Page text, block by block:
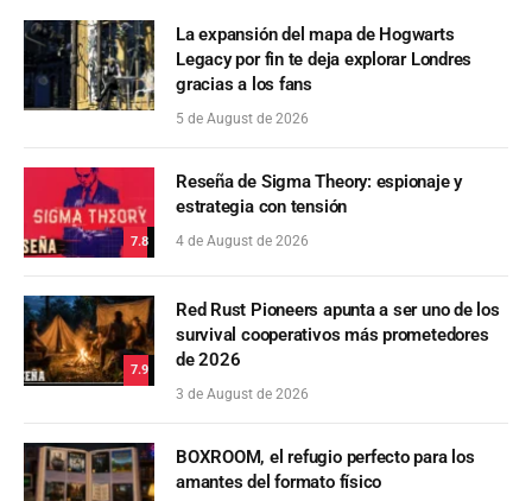
La expansión del mapa de Hogwarts
Legacy por fin te deja explorar Londres
gracias a los fans
5 de August de 2026
7.8
Reseña de Sigma Theory: espionaje y
estrategia con tensión
4 de August de 2026
7.9
Red Rust Pioneers apunta a ser uno de los
survival cooperativos más prometedores
de 2026
3 de August de 2026
BOXROOM, el refugio perfecto para los
amantes del formato físico